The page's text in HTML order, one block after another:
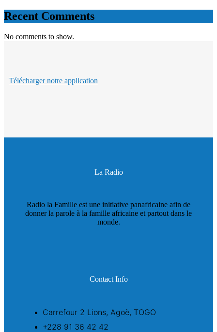
Recent Comments
No comments to show.
Télécharger notre application
La Radio
Radio la Famille est une initiative panafricaine afin de
donner la parole à la famille africaine et partout dans le
monde.
Contact Info
Carrefour 2 Lions, Agoè, TOGO
+228 91 36 42 42